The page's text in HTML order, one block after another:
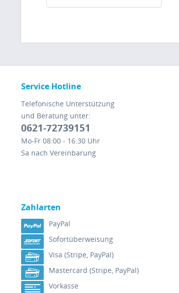
Service Hotline
Telefonische Unterstützung
und Beratung unter:
0621-72739151
Mo-Fr 08:00 - 16:30 Uhr
Sa nach Vereinbarung
Zahlarten
PayPal
Sofortüberweisung
Visa (Stripe, PayPal)
Mastercard (Stripe, PayPal)
Vorkasse